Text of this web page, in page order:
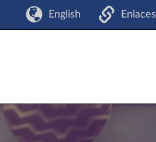
English Enlaces